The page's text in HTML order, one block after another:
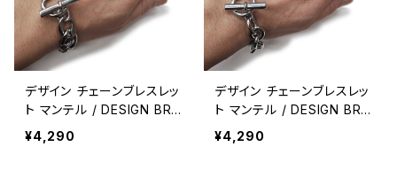
デザイン チェーンブレスレッ
ト マンテル / DESIGN BRA
CELET【G149】
¥4,290
デザイン チェーンブレスレッ
ト マンテル / DESIGN BRA
CELET【G149】
¥4,290